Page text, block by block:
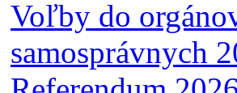
Voľby do
samosprávnych